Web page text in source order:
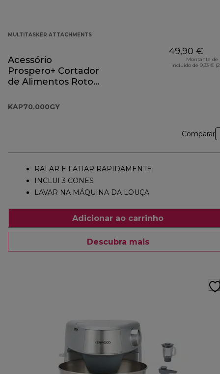
MULTITASKER ATTACHMENTS
Acessório
Prospero+ Cortador
de Alimentos Roto
KAP70.000GY
49,90 €
Montante de
incluído de 9,33 €
Comparar
RALAR E FATIAR RAPIDAMENTE
INCLUI 3 CONES
LAVAR NA MÁQUINA DA LOUÇA
Adicionar ao carrinho
Descubra mais